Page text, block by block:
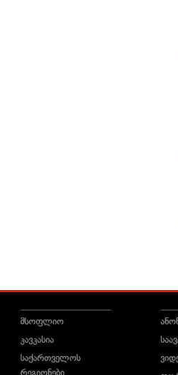
მსოფლიო
კავკასია
საქართველოს
რეგიონები